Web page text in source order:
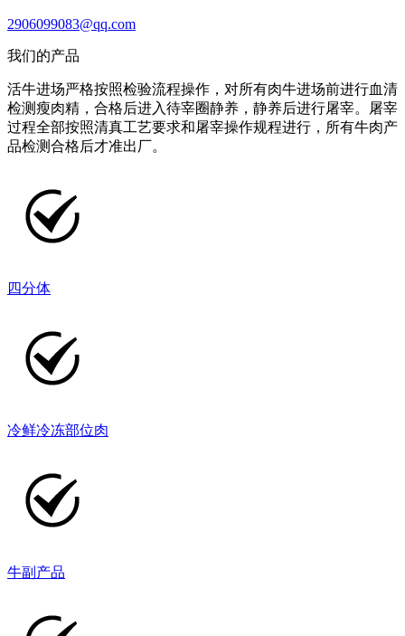
2906099083@qq.com
我们的产品
活牛进场严格按照检验流程操作，对所有肉牛进场前进行血清
检测瘦肉精，合格后进入待宰圈静养，静养后进行屠宰。屠宰
过程全部按照清真工艺要求和屠宰操作规程进行，所有牛肉产
品检测合格后才准出厂。
四分体
冷鲜冷冻部位肉
牛副产品